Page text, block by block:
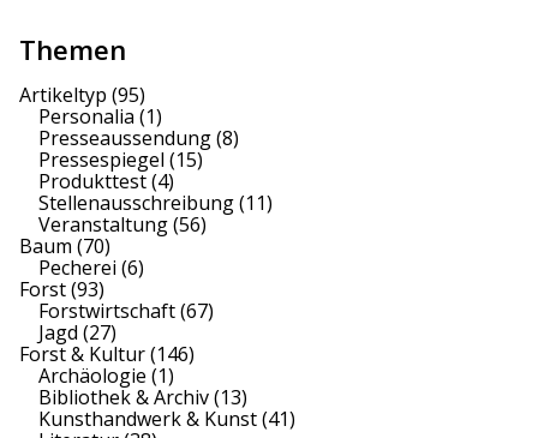
Themen
Artikeltyp (95)
Personalia (1)
Presseaussendung(8)
Pressespiegel (15)
Produkttest(4)
Stellenausschreibung(11)
Veranstaltung(56)
Baum (70)
Pecherei (6)
Forst(93)
Forstwirtschaft(67)
Jagd (27)
Forst & Kultur(146)
Archäologie (1)
Bibliothek & Archiv(13)
Kunsthandwerk & Kunst(41)